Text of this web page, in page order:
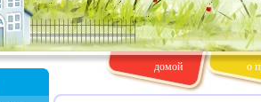
домой
о